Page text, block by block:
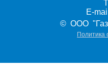
E-
© ООО
Политика